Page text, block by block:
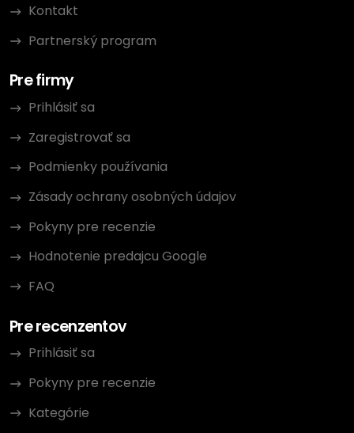
Kontakt
Partnerský program
Pre firmy
Prihlásiť sa
Zaregistrovať sa
Podmienky používania
Zásady ochrany osobných údajov
Pokyny pre recenzie
Hodnotenie predajcu Google
FAQ
Pre recenzentov
Prihlásiť sa
Pokyny pre recenzie
Kategórie